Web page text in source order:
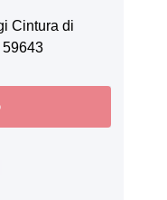
Cintura di
59643